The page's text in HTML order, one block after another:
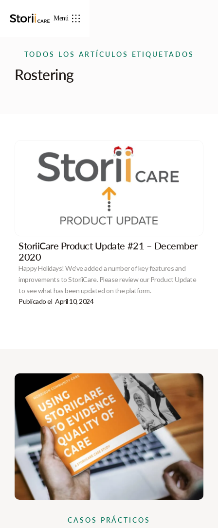
Menú
TODOS LOS ARTÍCULOS ETIQUETADOS
Rostering
StoriiCare Product Update #21 – December
2020
Happy Holidays! We've added a number of key features and
improvements to StoriiCare. Please review our Product Update
to see what has been updated on the platform.
Publicado el April 10, 2024
CASOS PRÁCTICOS